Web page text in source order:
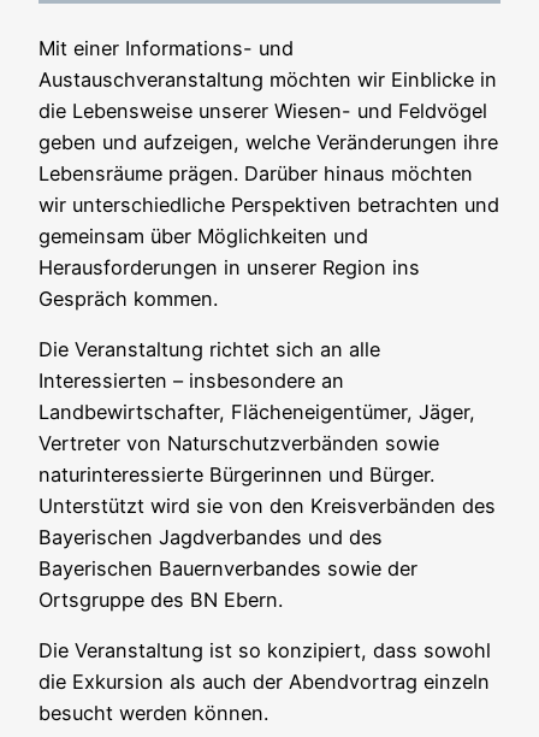
Mit einer Informations- und
Austauschveranstaltung möchten wir Einblicke in
die Lebensweise unserer Wiesen- und Feldvögel
geben und aufzeigen, welche Veränderungen ihre
Lebensräume prägen. Darüber hinaus möchten
wir unterschiedliche Perspektiven betrachten und
gemeinsam über Möglichkeiten und
Herausforderungen in unserer Region ins
Gespräch kommen.
Die Veranstaltung richtet sich an alle
Interessierten – insbesondere an
Landbewirtschafter, Flächeneigentümer, Jäger,
Vertreter von Naturschutzverbänden sowie
naturinteressierte Bürgerinnen und Bürger.
Unterstützt wird sie von den Kreisverbänden des
Bayerischen Jagdverbandes und des
Bayerischen Bauernverbandes sowie der
Ortsgruppe des BN Ebern.
Die Veranstaltung ist so konzipiert, dass sowohl
die Exkursion als auch der Abendvortrag einzeln
besucht werden können.